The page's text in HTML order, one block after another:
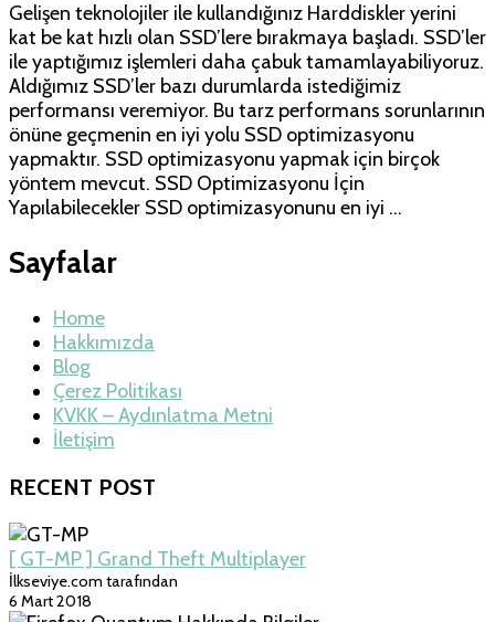
Nasıl
Yapılır?
için
Gelişen teknolojiler ile kullandığınız Harddiskler yerini
kat be kat hızlı olan SSD’lere bırakmaya başladı. SSD’ler
ile yaptığımız işlemleri daha çabuk tamamlayabiliyoruz.
Aldığımız SSD’ler bazı durumlarda istediğimiz
performansı veremiyor. Bu tarz performans sorunlarının
önüne geçmenin en iyi yolu SSD optimizasyonu
yapmaktır. SSD optimizasyonu yapmak için birçok
yöntem mevcut. SSD Optimizasyonu İçin
Yapılabilecekler SSD optimizasyonunu en iyi …
Sayfalar
Home
Hakkımızda
Blog
Çerez Politikası
KVKK – Aydınlatma Metni
İletişim
RECENT POST
[ GT-MP ] Grand Theft Multiplayer
İlkseviye.com tarafından
6 Mart 2018